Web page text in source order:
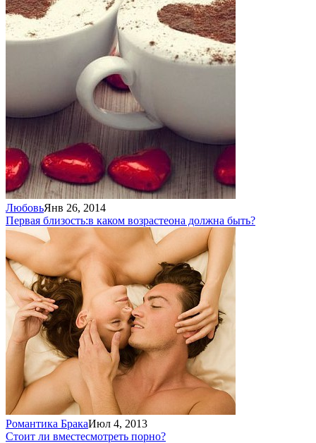
ЛюбовьЯнв 26, 2014
Первая близость:в каком возрастеона должна быть?
Романтика БракаИюл 4, 2013
Стоит ли вместесмотреть порно?